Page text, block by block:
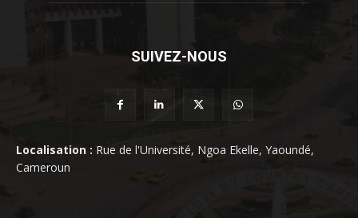
SUIVEZ-NOUS
Localisation : Rue de l'Université, Ngoa Ekelle, Yaoundé,
Cameroun